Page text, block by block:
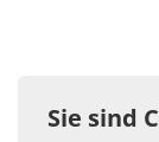
Sie sind